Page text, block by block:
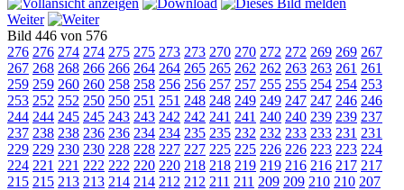
Weiter
Bild 446 von 576
276 276 274 274 275 275 273 273 270 270 272 272 269 269 267
267 268 268 266 266 264 264 265 265 262 262 263 263 261 261
259 259 260 260 258 258 256 256 257 257 255 255 254 254 253
253 252 252 250 250 251 251 248 248 249 249 247 247 246 246
244 244 245 245 243 243 242 242 241 241 240 240 239 239 237
237 238 238 236 236 234 234 235 235 232 232 233 233 231 231
229 229 230 230 228 228 227 227 225 225 226 226 223 223 224
224 221 221 222 222 220 220 218 218 219 219 216 216 217 217
215 215 213 213 214 214 212 212 211 211 209 209 210 210 207